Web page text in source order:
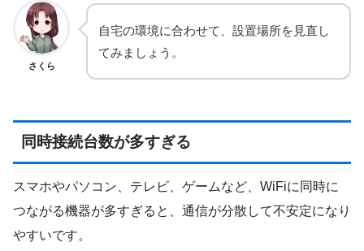
さくら
自宅の環境に合わせて、設置場所を見直し
てみましょう。
同時接続台数が多すぎる
スマホやパソコン、テレビ、ゲームなど、WiFiに同時に
つながる機器が多すぎると、通信が分散して不安定になり
やすいです。